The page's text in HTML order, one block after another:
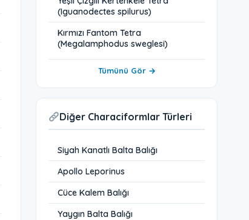
(Iguanodectes spilurus)
Kırmızı Fantom Tetra
(Megalamphodus sweglesi)
Tümünü Gör →
Diğer Characiformlar Türleri
Siyah Kanatlı Balta Balığı
Apollo Leporinus
Cüce Kalem Balığı
Yaygın Balta Balığı